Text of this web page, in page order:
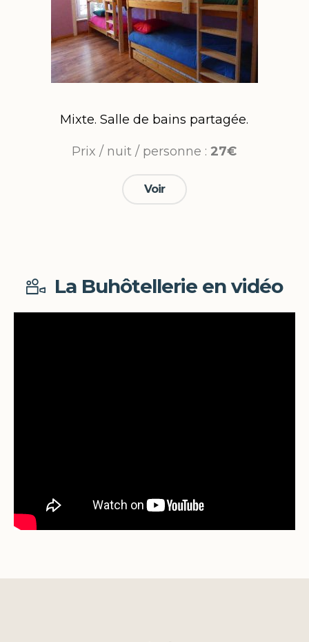
Mixte. Salle de bains partagée.
Prix / nuit / personne :27€
Voir
La Buhôtellerie en vidéo